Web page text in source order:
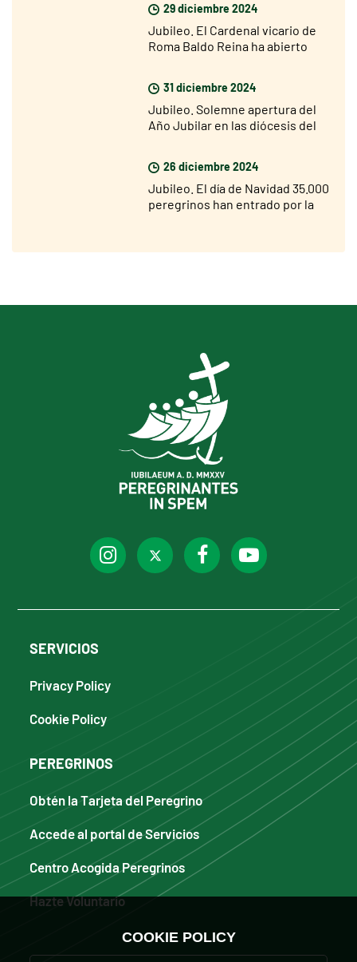
29 diciembre 2024
Jubileo. El Cardenal vicario de
Roma Baldo Reina ha abierto
31 diciembre 2024
Jubileo. Solemne apertura del
Año Jubilar en las diócesis del
26 diciembre 2024
Jubileo. El día de Navidad 35.000
peregrinos han entrado por la
SERVICIOS
Privacy Policy
Cookie Policy
PEREGRINOS
Obtén la Tarjeta del Peregrino
Accede al portal de Servicios
Centro Acogida Peregrinos
Hazte Voluntario
COOKIE POLICY